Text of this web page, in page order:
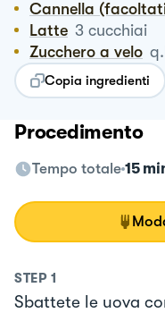
Cannella
Latte 3 cucchiai
Zucchero a velo
Copia ingredienti
Procedimento
Tempo totale 15
STEP 1
Sbattete le uova